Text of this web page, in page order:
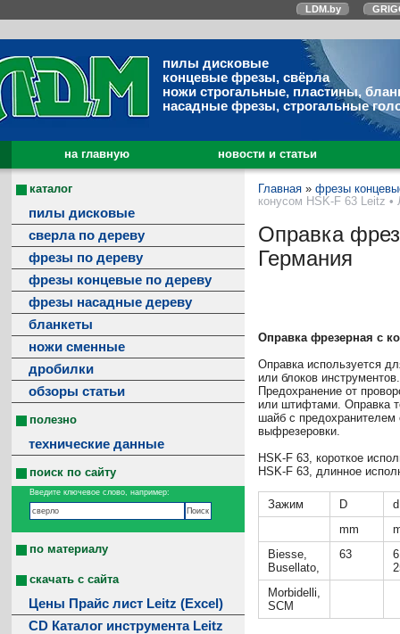
LDM.by
пилы дисковые
концевые фрезы, свёрла
ножи строгальные, пластины,
насадные фрезы, строгальные
на главную новости и статьи
каталог
пилы дисковые
сверла по дереву
фрезы по дереву
фрезы концевые по дереву
фрезы насадные дереву
бланкеты
ножи сменные
дробилки
обзоры статьи
полезно
технические данные
поиск по сайту
Введите ключевое слово, например:
по материалу
скачать с сайта
Цены Прайс лист Leitz (Excel)
CD Каталог инструмента Leitz
Главная » фрезы
конусом HSK-F 63 Leitz •
Оправка
Германия
Оправка фрезерная с
Оправка используется
или блоков
Предохранение от
или штифтами. Оправка
шайб с предохранителем
выфрезеровки.
HSK-F 63, короткое
HSK-F 63, длинное
Зажим D
d
mm
Biesse,
Busellato,
63
Morbidelli,
SCM